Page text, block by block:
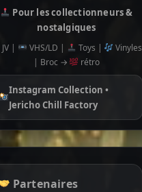
Pour les collectionneurs &
nostalgiques
JV | VHS/LD | Toys |
Vinyles
| Broc →
rétro
Instagram Collection •
Jericho Chill Factory
Partenaires